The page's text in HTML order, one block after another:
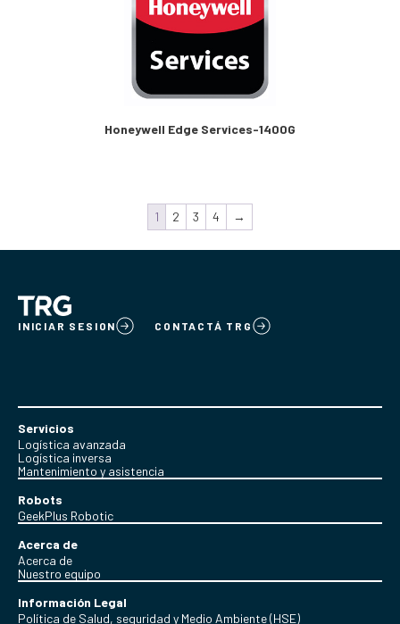
Honeywell Edge Services-1400G
1 2 3 4 →
INICIAR SESION CONTACTÁ TRG
Servicios
Logística avanzada
Logística inversa
Mantenimiento y asistencia
Robots
GeekPlus Robotic
Acerca de
Acerca de
Nuestro equipo
Información Legal
Política de Salud, seguridad y Medio Ambiente (HSE)